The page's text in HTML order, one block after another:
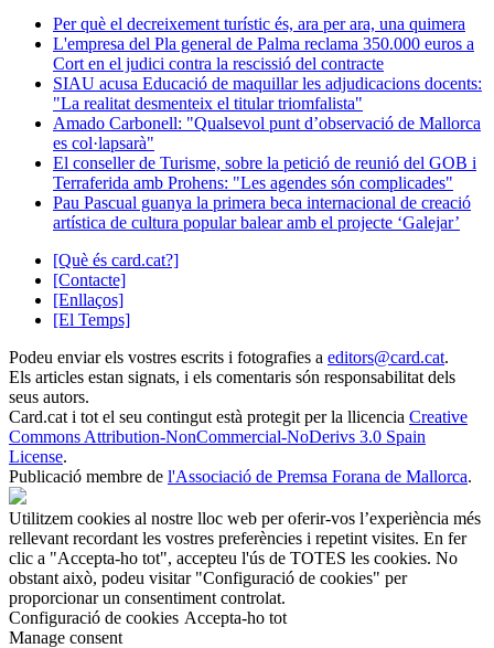
Per què el decreixement turístic és, ara per ara, una quimera
L'empresa del Pla general de Palma reclama 350.000 euros a
Cort en el judici contra la rescissió del contracte
SIAU acusa Educació de maquillar les adjudicacions docents:
"La realitat desmenteix el titular triomfalista"
Amado Carbonell: "Qualsevol punt d’observació de Mallorca
es col·lapsarà"
El conseller de Turisme, sobre la petició de reunió del GOB i
Terraferida amb Prohens: "Les agendes són complicades"
Pau Pascual guanya la primera beca internacional de creació
artística de cultura popular balear amb el projecte ‘Galejar’
[Què és card.cat?]
[Contacte]
[Enllaços]
[El Temps]
Podeu enviar els vostres escrits i fotografies a editors@card.cat.
Els articles estan signats, i els comentaris són responsabilitat dels
seus autors.
Card.cat i tot el seu contingut està protegit per la llicencia Creative
Commons Attribution-NonCommercial-NoDerivs 3.0 Spain
License.
Publicació membre de l'Associació de Premsa Forana de Mallorca.
Utilitzem cookies al nostre lloc web per oferir-vos l’experiència més
rellevant recordant les vostres preferències i repetint visites. En fer
clic a "Accepta-ho tot", accepteu l'ús de TOTES les cookies. No
obstant això, podeu visitar "Configuració de cookies" per
proporcionar un consentiment controlat.
Configuració de cookies Accepta-ho tot
Manage consent